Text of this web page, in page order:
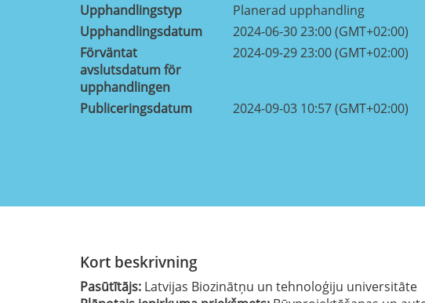
Upphandlingstyp
Planerad upphandling
Upphandlingsdatum
2024-06-30 23:00 (GMT+02:00)
Förväntat
avslutsdatum för
upphandlingen
2024-09-29 23:00 (GMT+02:00)
Publiceringsdatum 2024-09-03 10:57 (GMT+02:00)
Kort beskrivning
Pasūtītājs: Latvijas Biozinātņu un tehnoloģiju universitāte